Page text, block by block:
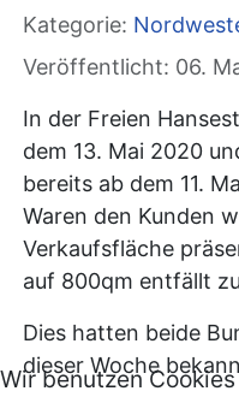
Kategorie:
Veröffentlicht: 06.
In der Freien
dem 13. Mai 2020
bereits ab dem 11.
Waren den Kunden
Verkaufsfläche
auf 800qm entfällt
Dies hatten beide
dieser Woche
Wir benutzen Cookies